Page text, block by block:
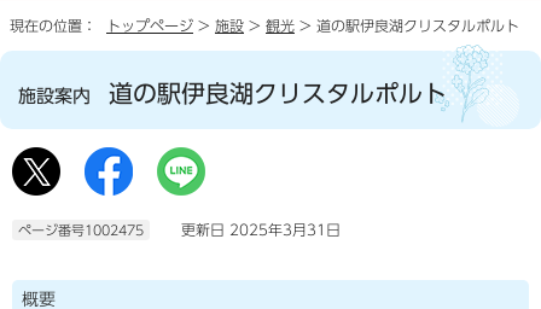
現在の位置： トップページ > 施設 > 観光 > 道の駅伊良湖クリスタルポルト
施設案内 道の駅伊良湖クリスタルポルト
ページ番号1002475 更新日 2025年3月31日
概要